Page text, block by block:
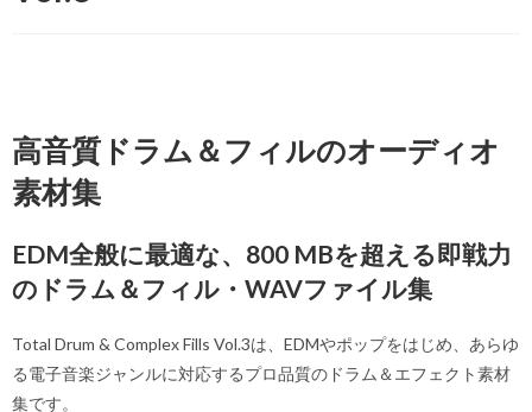
高音質ドラム＆フィルのオーディオ
素材集
EDM全般に最適な、800 MBを超える即戦力
のドラム＆フィル・WAVファイル集
Total Drum & Complex Fills Vol.3は、EDMやポップをはじめ、あらゆ
る電子音楽ジャンルに対応するプロ品質のドラム＆エフェクト素材
集です。